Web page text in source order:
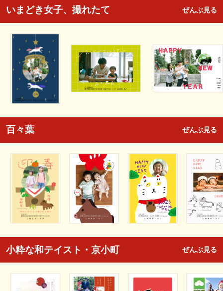
いまどき女子、撮れたて ぜんぶ見る
百々葉 ぜんぶ見る
小粋な和テイスト・京小町 ぜんぶ見る